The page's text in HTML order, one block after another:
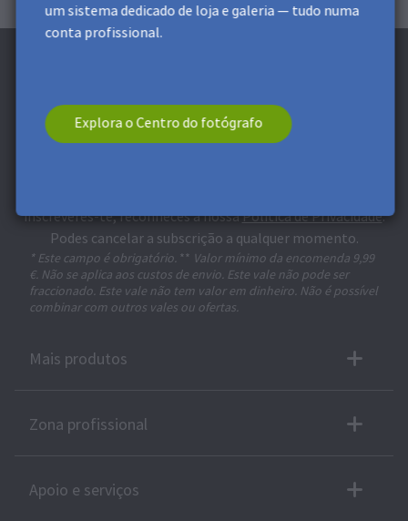
um sistema dedicado de loja e galeria — tudo numa
conta profissional.
Explora o Centro do fotógrafo
Subscreve a Newsletter e recebe um
inscreveres-te, reconheces a nossaPolítica de Privacidade.
Podes cancelar a subscrição a qualquer momento.
* Este campo é obrigatório. ** Valor mínimo da encomenda 9,99
€. Não se aplica aos custos de envio. Este vale não pode ser
fraccionado. Este vale não tem valor em dinheiro. Não é possível
combinar com outros vales ou ofertas.
Mais produtos
Zona profissional
Apoio e serviços